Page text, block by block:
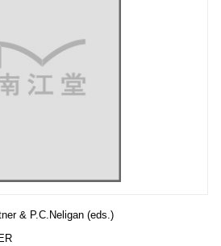
& P.C.Neligan (eds.)